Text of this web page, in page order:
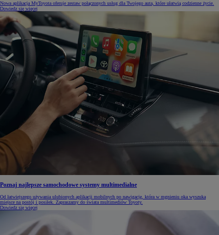
Nowa aplikacja MyToyota oferuje zestaw połączonych usług dla Twojego auta, które ułatwią codzienne życie.
Dowiedz się więcej
Poznaj najlepsze samochodowe systemy multimedialne
Od łatwiejszego używania ulubionych aplikacji mobilnych po nawigację, która w mgnieniu oka wyszuka
miejsce na postój i posiłek. Zapraszamy do świata multimediów Toyoty.
Dowiedz się więcej